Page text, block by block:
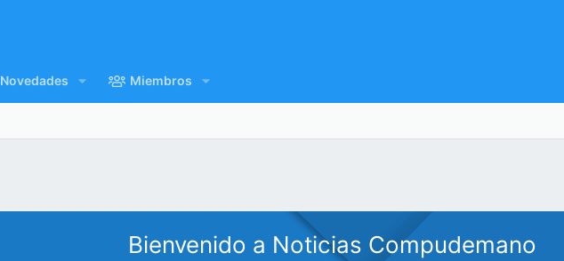
Novedades Miembros
Bienvenido a Noticias Compudemano